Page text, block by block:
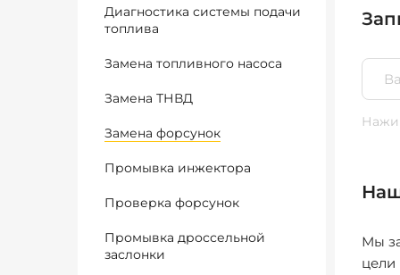
Диагностика системы подачи
топлива
Замена топливного насоса
Замена ТНВД
Замена форсунок
Промывка инжектора
Проверка форсунок
Промывка дроссельной
заслонки
Мы
цели